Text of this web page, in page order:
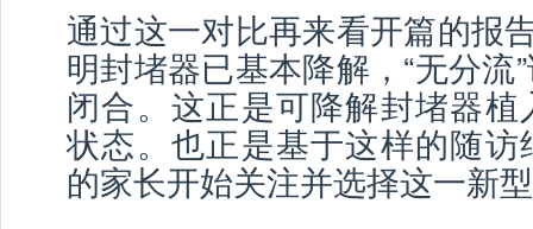
通过这一对比再来看开篇的报
明封堵器已基本降解，“无分流
闭合。这正是可降解封堵器
状态。也正是基于这样的随
的家长开始关注并选择这一新